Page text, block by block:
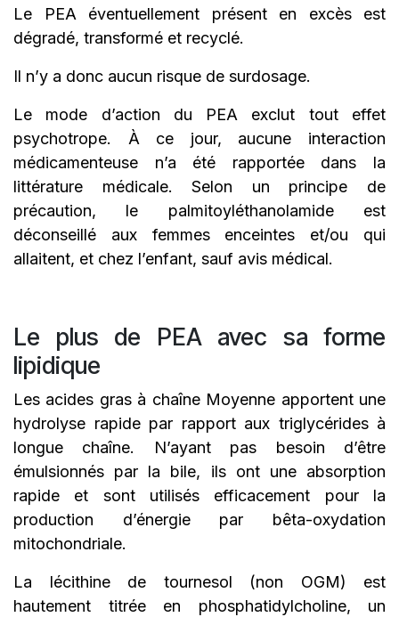
Le PEA éventuellement présent en excès est
dégradé, transformé et recyclé.
Il n’y a donc aucun risque de surdosage.
Le mode d’action du PEA exclut tout effet
psychotrope. À ce jour, aucune interaction
médicamenteuse n’a été rapportée dans la
littérature médicale. Selon un principe de
précaution, le palmitoyléthanolamide est
déconseillé aux femmes enceintes et/ou qui
allaitent, et chez l’enfant, sauf avis médical.
Le plus de PEA avec sa forme
lipidique
Les acides gras à chaîne Moyenne apportent une
hydrolyse rapide par rapport aux triglycérides à
longue chaîne. N’ayant pas besoin d’être
émulsionnés par la bile, ils ont une absorption
rapide et sont utilisés efficacement pour la
production d’énergie par bêta-oxydation
mitochondriale.
La lécithine de tournesol (non OGM) est
hautement titrée en phosphatidylcholine, un